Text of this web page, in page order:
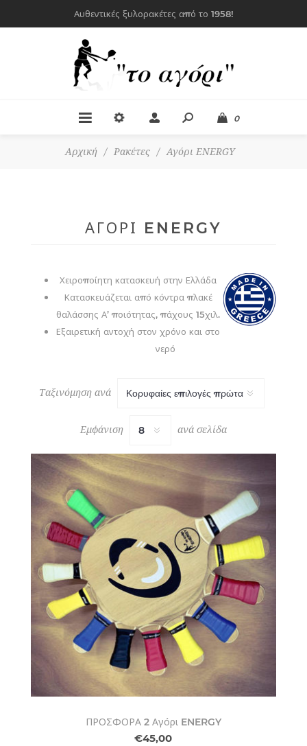
Αυθεντικές ξυλορακέτες από το 1958!
0
Αρχική / Ρακέτες / Αγόρι ENERGY
ΑΓΌΡΙ ENERGY
Χειροποίητη κατασκευή στην Ελλάδα
Κατασκευάζεται από κόντρα πλακέ
θαλάσσης Α’ ποιότητας, πάχους 15χιλ.
Εξαιρετική αντοχή στον χρόνο και στο
νερό
Ταξινόμηση ανά
Εμφάνιση ανά σελίδα
ΠΡΟΣΦΟΡΑ 2 Αγόρι ENERGY
€45,00